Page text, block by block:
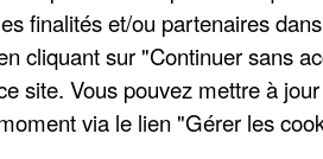
VUS
finalités et/ou partenaires
cliquant sur "Continuer sans
site. Vous pouvez mettre à
via le lien "Gérer les